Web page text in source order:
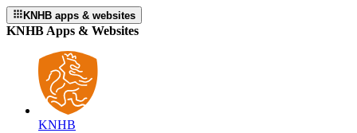
KNHB apps & websites
KNHB Apps & Websites
KNHB